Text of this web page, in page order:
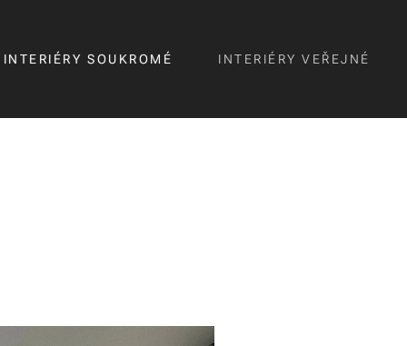
INTERIÉRY SOUKROMÉ INTERIÉRY VEŘEJNÉ